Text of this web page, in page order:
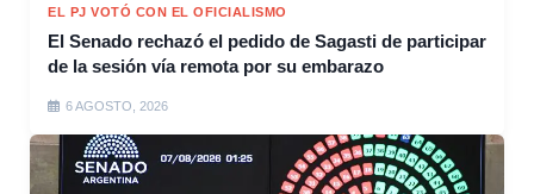
EL PJ VOTÓ CON EL OFICIALISMO
El Senado rechazó el pedido de Sagasti de participar
de la sesión vía remota por su embarazo
6 AGOSTO, 2026